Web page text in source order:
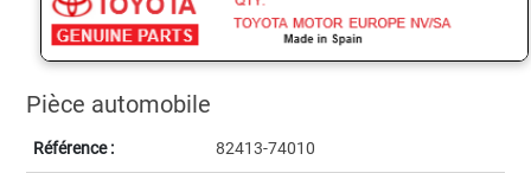
Pièce automobile
Référence : 82413-74010